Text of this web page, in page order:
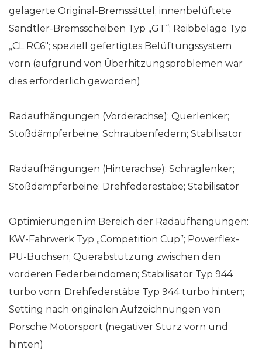
gelagerte Original-Bremssättel; innenbelüftete
Sandtler-Bremsscheiben Typ „GT“; Reibbeläge Typ
„CL RC6″; speziell gefertigtes Belüftungssystem
vorn (aufgrund von Überhitzungsproblemen war
dies erforderlich geworden)
Radaufhängungen (Vorderachse): Querlenker;
Stoßdämpferbeine; Schraubenfedern; Stabilisator
Radaufhängungen (Hinterachse): Schräglenker;
Stoßdämpferbeine; Drehfederestäbe; Stabilisator
Optimierungen im Bereich der Radaufhängungen:
KW-Fahrwerk Typ „Competition Cup”; Powerflex-
PU-Buchsen; Querabstützung zwischen den
vorderen Federbeindomen; Stabilisator Typ 944
turbo vorn; Drehfederstäbe Typ 944 turbo hinten;
Setting nach originalen Aufzeichnungen von
Porsche Motorsport (negativer Sturz vorn und
hinten)